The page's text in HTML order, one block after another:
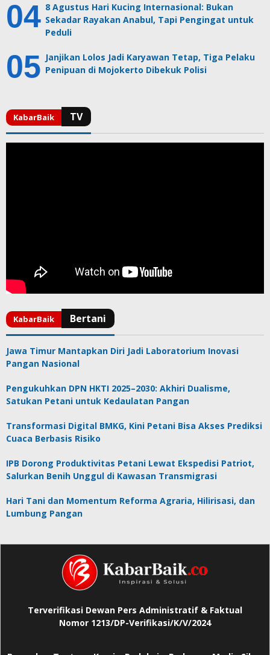
8 Agustus Hari Kucing Internasional: Bukan
Sekadar Rayakan Anabul, Tapi Pengingat untuk
Peduli
Janjikan Lolos Jadi Karyawan Tetap, Tiga Pelaku
Penipuan di Mojokerto Dibekuk Polisi
Jawa Timur Mantapkan Diri Jadi Laboratorium Inovasi
Pangan Nasional
Pengukuhkan DPN HKTI 2025–2030: Akhiri Dualisme,
Satukan Petani untuk Kedaulatan Pangan
Transformasi Digital BMKG, Kini Petani Bisa Akses Prediksi
Cuaca Berbasis Risiko
IPB Dorong Produktivitas Petani Lewat Ekspedisi Patriot,
Salurkan Benih Unggul di Kawasan Transmigrasi
Hari Tani dan Momentum Reforma Agraria, Hilirisasi, dan
Lumbung Pangan
Terverifikasi Dewan Pers Administratif & Faktual
Nomor 1213/DP-Verifikasi/K/V/2024